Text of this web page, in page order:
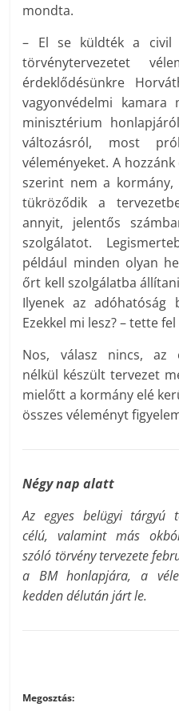
mondta.
– El se küldték a civil
törvénytervezetet
érdeklődésünkre
vagyonvédelmi kamara
minisztérium
változásról, most
véleményeket. A
szerint nem a kormány,
tükröződik a
annyit, jelentős
szolgálatot.
például minden olyan
őrt kell szolgálatba
Ilyenek az adóhatóság
Ezekkel mi lesz? – tette
Nos, válasz nincs, az
nélkül készült tervezet
mielőtt a kormány elé
összes véleményt
Négy nap alatt
Az egyes belügyi tárgyú
célú, valamint más
szóló törvény tervezete
a BM honlapjára, a
kedden délután járt le.
Megosztás: